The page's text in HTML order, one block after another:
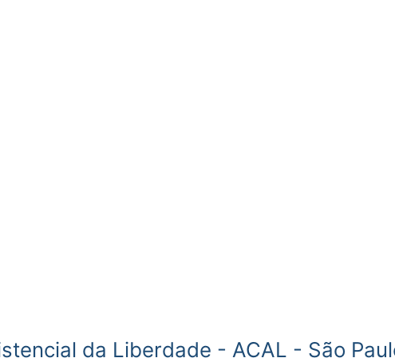
da Liberdade - ACAL - São